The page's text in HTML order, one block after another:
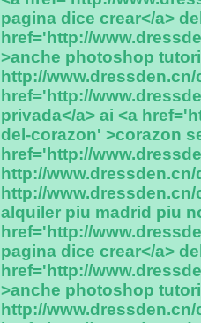
pagina dice crear</a>
href='http://
>anche photoshop
http://
href='http://
privada</a> ai <a
del-corazon' >corazon
href='http://
http://
http://
alquiler piu madrid piu
href='http://
pagina dice crear</a>
href='http://
>anche photoshop
http://